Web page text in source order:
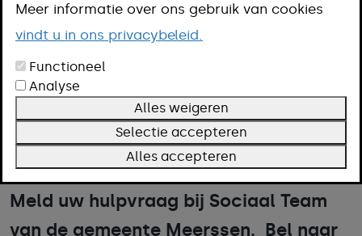
beperking of ziekte niet meer
zelfstandig reizen. Of vindt u het
moeilijk u te verplaatsen in en om uw
woning. Misschien kunnen mensen in
uw omgeving helpen. Of meld uw
hulpvraag bij de gemeente.
Meld uw hulpvraag bij Sociaal Team
van de gemeente Meerssen. Bel naar
Meer informatie over ons gebruik van cookies
vindt u in ons privacybeleid.
Functioneel
Analyse
Alles weigeren
Selectie accepteren
Alles accepteren